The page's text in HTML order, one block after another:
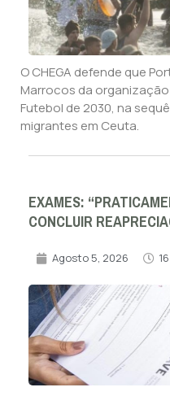
O CHEGA defende que
Marrocos da
Futebol de 2030, na
migrantes em Ceuta.
EXAMES:
CONCLUIR
Agosto 5, 2026